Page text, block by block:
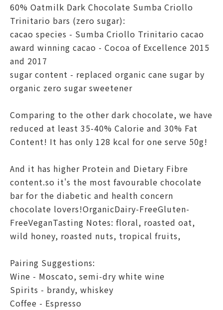
60% Oatmilk Dark Chocolate Sumba Criollo
Trinitario bars (zero sugar):
cacao species - Sumba Criollo Trinitario cacao
award winning cacao - Cocoa of Excellence 2015
and 2017
sugar content - replaced organic cane sugar by
organic zero sugar sweetener
Comparing to the other dark chocolate, we have
reduced at least 35-40% Calorie and 30% Fat
Content! It has only 128 kcal for one serve 50g!
And it has higher Protein and Dietary Fibre
content.so it's the most favourable chocolate
bar for the diabetic and health concern
chocolate lovers!OrganicDairy-FreeGluten-
FreeVeganTasting Notes: floral, roasted oat,
wild honey, roasted nuts, tropical fruits,
Pairing Suggestions:
Wine - Moscato, semi-dry white wine
Spirits - brandy, whiskey
Coffee - Espresso